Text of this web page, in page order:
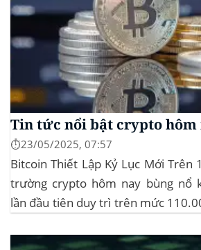
Tin tức nổi bật crypto hôm
⏱️23/05/2025, 07:57
Bitcoin Thiết Lập Kỷ Lục Mới Trên
trường crypto hôm nay bùng nổ
lần đầu tiên duy trì trên mức
mức giá cao nhất từ trước đến nay